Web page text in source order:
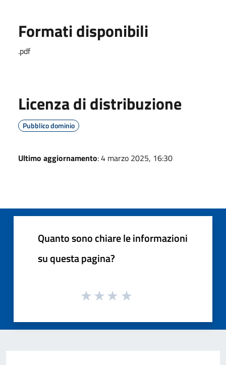
Formati disponibili
.pdf
Licenza di distribuzione
Pubblico dominio
Ultimo aggiornamento: 4 marzo 2025, 16:30
Quanto sono chiare le informazioni
su questa pagina?